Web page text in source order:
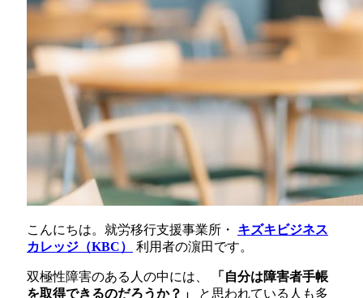
こんにちは。就労移行支援事業所・ キズキビジネス
カレッジ（KBC）
利用者の濵田です。
双極性障害のある人の中には、
「自分は障害者手帳
を取得できるのだろうか？」
と思われている人も多